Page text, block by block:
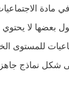
مادة
بعضها لا
للمستوى
شكل نماذج